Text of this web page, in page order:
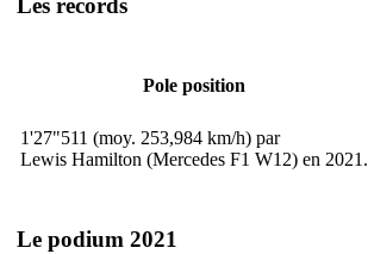
Les records
Pole position
1'27"511 (moy. 253,984 km/h) par
Lewis Hamilton (Mercedes F1 W12) en 2021.
Le podium 2021